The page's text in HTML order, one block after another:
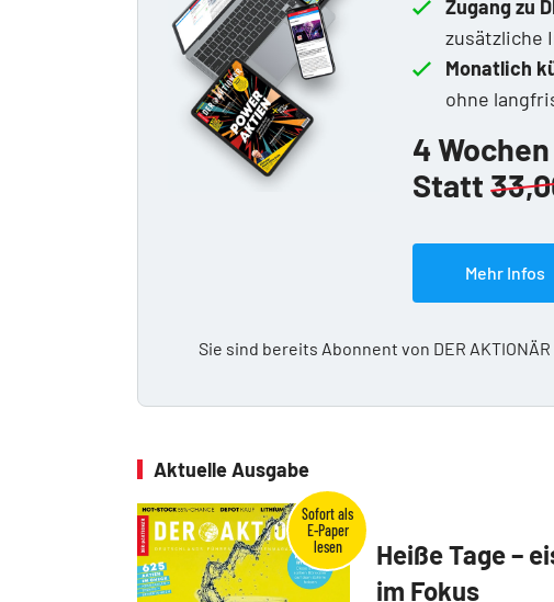
Zugang zu
zusätzliche
Monatlich
ohne
4
Statt
Mehr Infos
Sie sind bereits Abonnent von DER
Aktuelle Ausgabe
Heiße Tage –
im Fokus